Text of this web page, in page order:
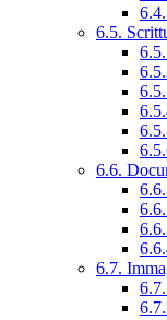
6.5.
6.6.
6.7.